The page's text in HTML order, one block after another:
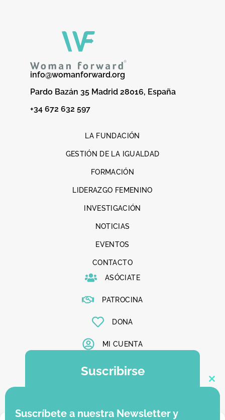
info@womanforward.org
Pardo Bazán 35 Madrid 28016, España
+34 672 632 597
LA FUNDACIÓN
GESTIÓN DE LA IGUALDAD
FORMACIÓN
LIDERAZGO FEMENINO
INVESTIGACIÓN
NOTICIAS
EVENTOS
CONTACTO
ASÓCIATE
PATROCINA
DONA
MI CUENTA
Suscribirse
novedades
Suscríbete a nuestra Newsletter y